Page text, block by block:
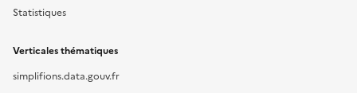
Statistiques
Verticales thématiques
simplifions.data.gouv.fr